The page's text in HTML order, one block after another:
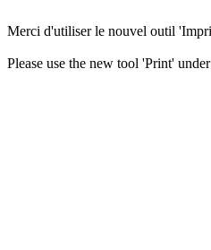
Merci d'utiliser le nouvel outil
Please use the new tool 'Print'